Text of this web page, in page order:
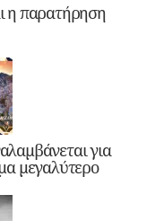
η παρατήρηση
για
μεγαλύτερο